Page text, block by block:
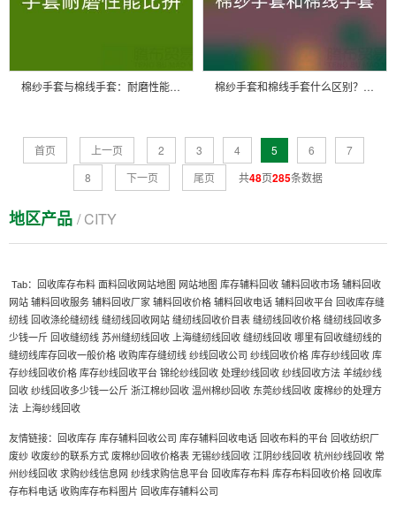
棉纱手套与棉线手套：耐磨性能大比拼 棉纱手套和棉线手套什么区别？一文带你清晰分辨
首页 上一页 2 3 4 5 6
7
8
下一页 尾页 共48页285条数据
地区产品 / CITY
Tab： 回收库存布料 面料回收网站地图 网站地图 库存辅料回收 辅料回收市场 辅料回收
网站 辅料回收服务 辅料回收厂家 辅料回收价格 辅料回收电话 辅料回收平台 回收库存缝
纫线 回收涤纶缝纫线 缝纫线回收网站 缝纫线回收价目表 缝纫线回收价格 缝纫线回收多
少钱一斤 回收缝纫线 苏州缝纫线回收 上海缝纫线回收 缝纫线回收 哪里有回收缝纫线的
缝纫线库存回收一般价格 收购库存缝纫线 纱线回收公司 纱线回收价格 库存纱线回收 库
存纱线回收价格 库存纱线回收平台 锦纶纱线回收 处理纱线回收 纱线回收方法 羊绒纱线
回收 纱线回收多少钱一公斤 浙江棉纱回收 温州棉纱回收 东莞纱线回收 废棉纱的处理方
法 上海纱线回收
友情链接： 回收库存库存辅料回收公司 库存辅料回收电话 回收布料的平台 回收纺织厂
废纱 收废纱的联系方式 废棉纱回收价格表 无锡纱线回收 江阴纱线回收 杭州纱线回收 常
州纱线回收 求购纱线信息网 纱线求购信息平台 回收库存布料 库存布料回收价格 回收库
存布料电话 收购库存布料图片 回收库存辅料公司